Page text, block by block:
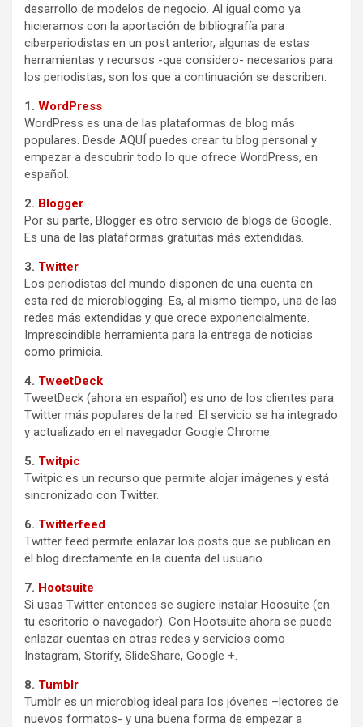
desarrollo de modelos de negocio. Al igual como ya
hicieramos con la aportación de bibliografía para
ciberperiodistas en un post anterior, algunas de estas
herramientas y recursos -que considero- necesarios para
los periodistas, son los que a continuación se describen:
1. WordPress
WordPress es una de las plataformas de blog más
populares. Desde AQUÍ puedes crear tu blog personal y
empezar a descubrir todo lo que ofrece WordPress, en
español.
2. Blogger
Por su parte, Blogger es otro servicio de blogs de Google.
Es una de las plataformas gratuitas más extendidas.
3. Twitter
Los periodistas del mundo disponen de una cuenta en
esta red de microblogging. Es, al mismo tiempo, una de las
redes más extendidas y que crece exponencialmente.
Imprescindible herramienta para la entrega de noticias
como primicia.
4. TweetDeck
TweetDeck (ahora en español) es uno de los clientes para
Twitter más populares de la red. El servicio se ha integrado
y actualizado en el navegador Google Chrome.
5. Twitpic
Twitpic es un recurso que permite alojar imágenes y está
sincronizado con Twitter.
6. Twitterfeed
Twitter feed permite enlazar los posts que se publican en
el blog directamente en la cuenta del usuario.
7. Hootsuite
Si usas Twitter entonces se sugiere instalar Hoosuite (en
tu escritorio o navegador). Con Hootsuite ahora se puede
enlazar cuentas en otras redes y servicios como
Instagram, Storify, SlideShare, Google +.
8. Tumblr
Tumblr es un microblog ideal para los jóvenes –lectores de
nuevos formatos- y una buena forma de empezar a